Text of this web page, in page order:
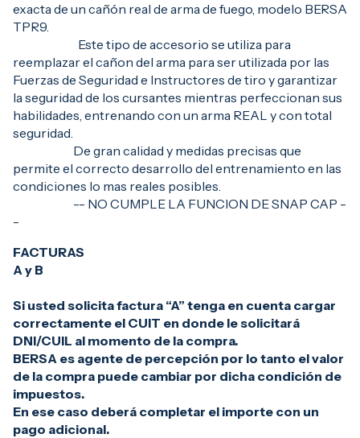
exacta de un cañón real de arma de fuego, modelo BERSA
TPR9.
Este tipo de accesorio se utiliza para
reemplazar el cañon del arma para ser utilizada por las
Fuerzas de Seguridad e Instructores de tiro y garantizar
la seguridad de los cursantes mientras perfeccionan sus
habilidades, entrenando con un arma REAL y con total
seguridad.
De gran calidad y medidas precisas que
permite el correcto desarrollo del entrenamiento en las
condiciones lo mas reales posibles.
-- NO CUMPLE LA FUNCION DE SNAP CAP -
-
FACTURAS
A y B
Si usted solicita factura “A” tenga en cuenta cargar
correctamente el CUIT en donde le solicitará
DNI/CUIL al momento de la compra.
BERSA es agente de percepción por lo tanto el valor
de la compra puede cambiar por dicha condición de
impuestos.
En ese caso deberá completar el importe con un
pago adicional.